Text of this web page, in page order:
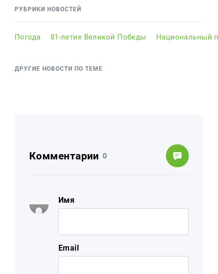
РУБРИКИ НОВОСТЕЙ
Погода 81-летие Великой Победы Национальный
ДРУГИЕ НОВОСТИ ПО ТЕМЕ
Комментарии 0
Имя
Email